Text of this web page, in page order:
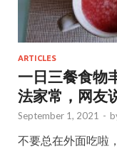
ARTICLES
一日三餐食物
法家常，网友
September 1, 2021 -
不要总在外面吃啦